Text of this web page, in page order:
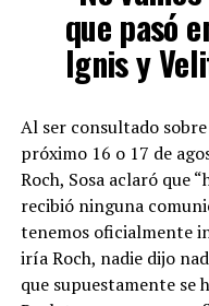
que pasó
Ignis y
Al ser consultado
próximo 16 o 17 de
Roch, Sosa aclaró que
recibió ninguna
tenemos oficialmente
iría Roch, nadie dijo
que supuestamente se